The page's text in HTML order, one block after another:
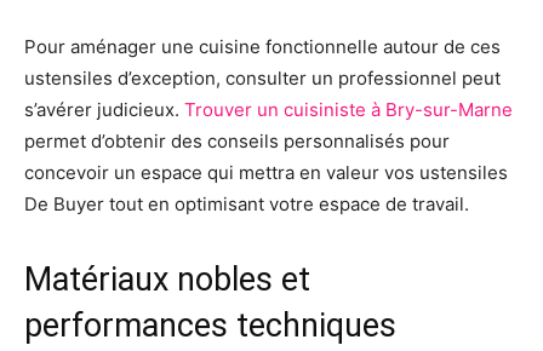
Pour aménager une cuisine fonctionnelle autour de ces
ustensiles d’exception, consulter un professionnel peut
s’avérer judicieux. Trouver un cuisiniste à Bry-sur-Marne
permet d’obtenir des conseils personnalisés pour
concevoir un espace qui mettra en valeur vos ustensiles
De Buyer tout en optimisant votre espace de travail.
Matériaux nobles et
performances techniques